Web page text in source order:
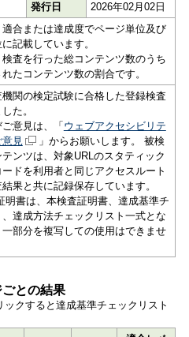
発行日
2026年02月02日
合または達成度でページ単位及び
記載しています。
査を行った総コンテンツ数のうち
たコンテンツ数の割合です。
関の検定試験に合格した登録検査
た。
意見は、「 ウェブアクセシビリテ
意見
」からお願いします。 被検
ンツは、対象URLのスタティック
ドを利用者と同じアクセスルート
果と共に記録保存しています。
明書は、本検査証明書、達成基準チ
、達成方法チェックリスト一式とな
一部分を複写しての使用はできませ
との結果
クすると達成基準チェックリスト